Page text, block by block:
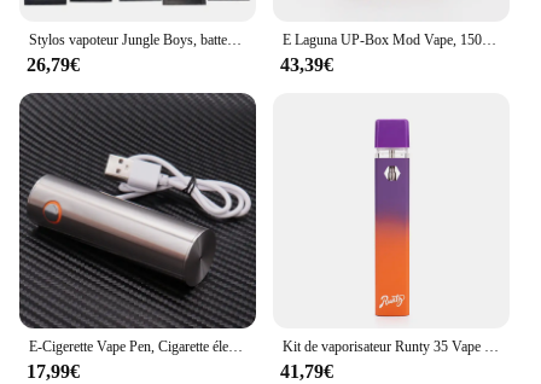
26,79€
E Laguna UP-Box Mod Vape, 150W, Cool LED, Laser Light, Mod mécanique, 2200mAh, Tension variable réglable, Fit 510 Thread Atomizer
43,39€
E-Cigerette Vape Pen, Cigarette électronique, Vaporisateur, Diamètre 24mm, Chargement USB, Destiny, RTA, Précieux, Atomiseur, 2ml, 4ml, 80W
17,99€
Kit de vaporisateur Runty 35 Vape Pen, batterie aste 280mAh, adhérence à l'huile d'optique africaine, kit de boîte en plastique, 1ml, 10 pièces
41,79€